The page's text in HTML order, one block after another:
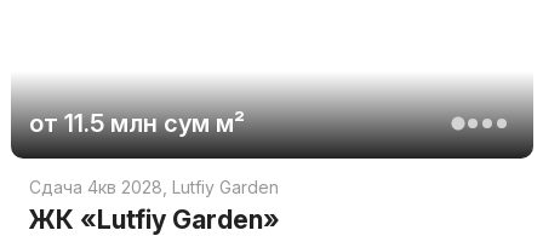
от11.5 млн сумм²
Сдача 4кв 2028 Lutfiy Garden
ЖК «Lutfiy Garden»